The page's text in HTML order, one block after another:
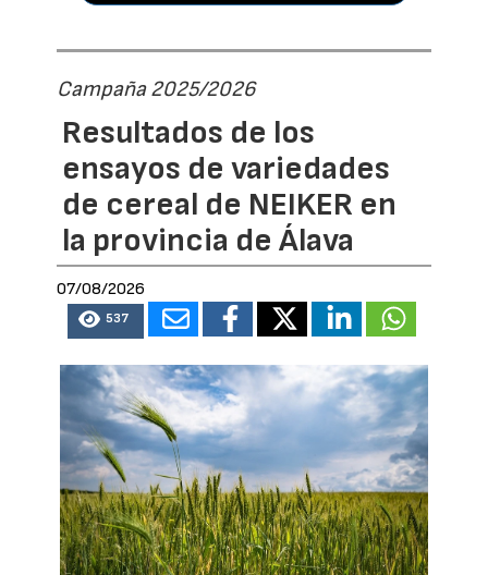
Campaña 2025/2026
Resultados de los
ensayos de variedades
de cereal de NEIKER en
la provincia de Álava
07/08/2026
537